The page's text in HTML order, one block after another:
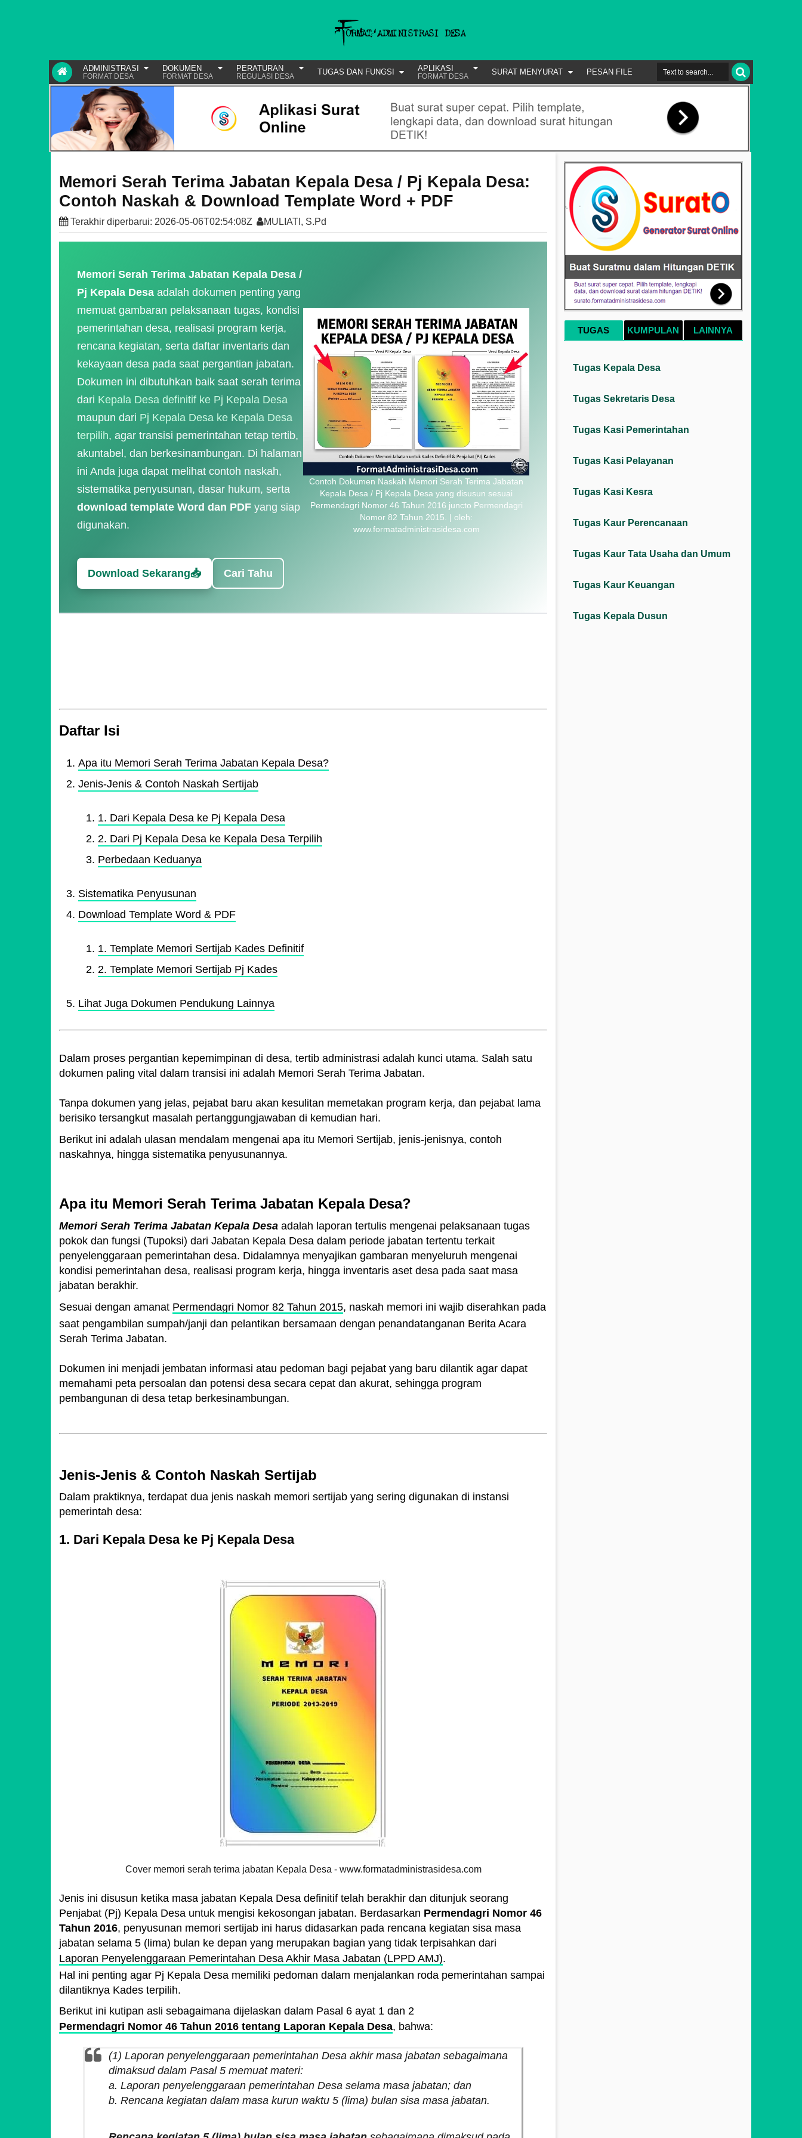
ADMINISTRASI
FORMAT DESA
DOKUMEN
FORMAT DESA
PERATURAN
REGULASI DESA TUGAS DAN FUNGSI APLIKASI
FORMAT DESA SURAT MENYURAT PESAN FILE
Memori Serah Terima Jabatan Kepala Desa / Pj Kepala Desa:
Contoh Naskah & Download Template Word + PDF
Terakhir diperbarui: 2026-05-06T02:54:08Z MULIATI, S.Pd
Memori Serah Terima Jabatan Kepala Desa /
Pj Kepala Desa adalah dokumen penting yang
memuat gambaran pelaksanaan tugas, kondisi
pemerintahan desa, realisasi program kerja,
rencana kegiatan, serta daftar inventaris dan
kekayaan desa pada saat pergantian jabatan.
Dokumen ini dibutuhkan baik saat serah terima
dari Kepala Desa definitif ke Pj Kepala Desa
maupun dari Pj Kepala Desa ke Kepala Desa
terpilih, agar transisi pemerintahan tetap tertib,
akuntabel, dan berkesinambungan. Di halaman
ini Anda juga dapat melihat contoh naskah,
sistematika penyusunan, dasar hukum, serta
download template Word dan PDF yang siap
digunakan.
Download Sekarang📥 Cari Tahu
Contoh Dokumen Naskah Memori Serah Terima Jabatan
Kepala Desa / Pj Kepala Desa yang disusun sesuai
Permendagri Nomor 46 Tahun 2016 juncto Permendagri
Nomor 82 Tahun 2015. | oleh:
www.formatadministrasidesa.com
Daftar Isi
Apa itu Memori Serah Terima Jabatan Kepala Desa?
Jenis-Jenis & Contoh Naskah Sertijab
1. Dari Kepala Desa ke Pj Kepala Desa
2. Dari Pj Kepala Desa ke Kepala Desa Terpilih
Perbedaan Keduanya
Sistematika Penyusunan
Download Template Word & PDF
1. Template Memori Sertijab Kades Definitif
2. Template Memori Sertijab Pj Kades
Lihat Juga Dokumen Pendukung Lainnya
Dalam proses pergantian kepemimpinan di desa, tertib administrasi adalah kunci utama. Salah satu
dokumen paling vital dalam transisi ini adalah Memori Serah Terima Jabatan.
Tanpa dokumen yang jelas, pejabat baru akan kesulitan memetakan program kerja, dan pejabat lama
berisiko tersangkut masalah pertanggungjawaban di kemudian hari.
Berikut ini adalah ulasan mendalam mengenai apa itu Memori Sertijab, jenis-jenisnya, contoh
naskahnya, hingga sistematika penyusunannya.
Apa itu Memori Serah Terima Jabatan Kepala Desa?
Memori Serah Terima Jabatan Kepala Desa adalah laporan tertulis mengenai pelaksanaan tugas
pokok dan fungsi (Tupoksi) dari Jabatan Kepala Desa dalam periode jabatan tertentu terkait
penyelenggaraan pemerintahan desa. Didalamnya menyajikan gambaran menyeluruh mengenai
kondisi pemerintahan desa, realisasi program kerja, hingga inventaris aset desa pada saat masa
jabatan berakhir.
Sesuai dengan amanat Permendagri Nomor 82 Tahun 2015, naskah memori ini wajib diserahkan pada
saat pengambilan sumpah/janji dan pelantikan bersamaan dengan penandatanganan Berita Acara
Serah Terima Jabatan.
Dokumen ini menjadi jembatan informasi atau pedoman bagi pejabat yang baru dilantik agar dapat
memahami peta persoalan dan potensi desa secara cepat dan akurat, sehingga program
pembangunan di desa tetap berkesinambungan.
Jenis-Jenis & Contoh Naskah Sertijab
Dalam praktiknya, terdapat dua jenis naskah memori sertijab yang sering digunakan di instansi
pemerintah desa:
1. Dari Kepala Desa ke Pj Kepala Desa
Cover memori serah terima jabatan Kepala Desa - www.formatadministrasidesa.com
Jenis ini disusun ketika masa jabatan Kepala Desa definitif telah berakhir dan ditunjuk seorang
Penjabat (Pj) Kepala Desa untuk mengisi kekosongan jabatan. Berdasarkan Permendagri Nomor 46
Tahun 2016, penyusunan memori sertijab ini harus didasarkan pada rencana kegiatan sisa masa
jabatan selama 5 (lima) bulan ke depan yang merupakan bagian yang tidak terpisahkan dari
Laporan Penyelenggaraan Pemerintahan Desa Akhir Masa Jabatan (LPPD AMJ).
Hal ini penting agar Pj Kepala Desa memiliki pedoman dalam menjalankan roda pemerintahan sampai
dilantiknya Kades terpilih.
Berikut ini kutipan asli sebagaimana dijelaskan dalam Pasal 6 ayat 1 dan 2
Permendagri Nomor 46 Tahun 2016 tentang Laporan Kepala Desa, bahwa:
(1) Laporan penyelenggaraan pemerintahan Desa akhir masa jabatan sebagaimana
dimaksud dalam Pasal 5 memuat materi:
a. Laporan penyelenggaraan pemerintahan Desa selama masa jabatan; dan
b. Rencana kegiatan dalam masa kurun waktu 5 (lima) bulan sisa masa jabatan.
TUGAS KUMPULAN LAINNYA
Tugas Kepala Desa
Tugas Sekretaris Desa
Tugas Kasi Pemerintahan
Tugas Kasi Pelayanan
Tugas Kasi Kesra
Tugas Kaur Perencanaan
Tugas Kaur Tata Usaha dan Umum
Tugas Kaur Keuangan
Tugas Kepala Dusun